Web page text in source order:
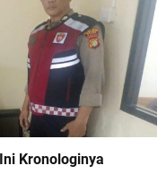
Kronologinya